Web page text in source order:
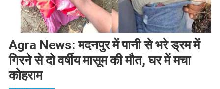
Agra News: मदनपुर में पानी से भरे ड्रम में
गिरने से दो वर्षीय मासूम की मौत, घर में मचा
कोहराम